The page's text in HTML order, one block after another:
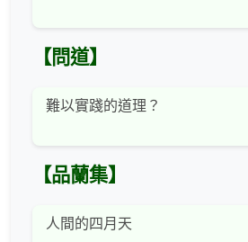
【問道】
難以實踐的道理？
【品蘭集】
人間的四月天